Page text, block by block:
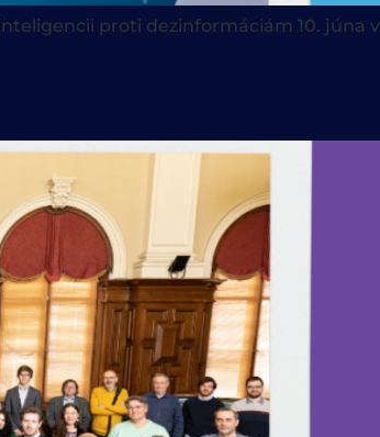
proti dezinformáciám 10. júna v